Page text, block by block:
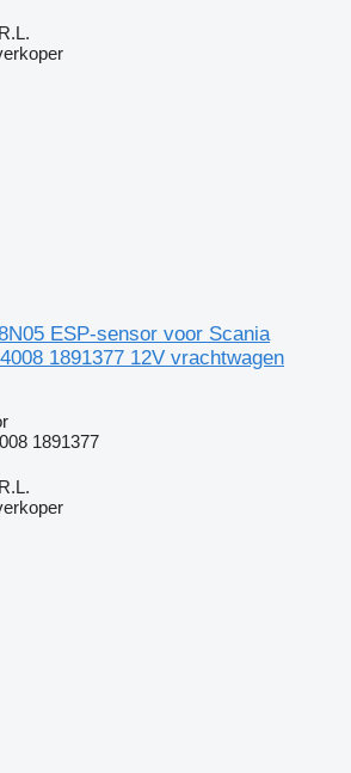
ESP-sensor voor Scania
1891377 12V vrachtwagen
1891377